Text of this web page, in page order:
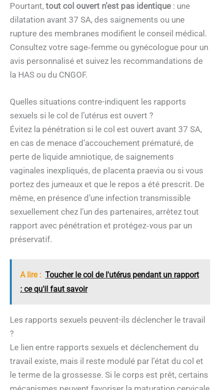
Pourtant, tout col ouvert n’est pas identique : une
dilatation avant 37 SA, des saignements ou une
rupture des membranes modifient le conseil médical.
Consultez votre sage‑femme ou gynécologue pour un
avis personnalisé et suivez les recommandations de
la HAS ou du CNGOF.
Quelles situations contre-indiquent les rapports
sexuels si le col de l’utérus est ouvert ?
Évitez la pénétration si le col est ouvert avant 37 SA,
en cas de menace d’accouchement prématuré, de
perte de liquide amniotique, de saignements
vaginales inexpliqués, de placenta praevia ou si vous
portez des jumeaux et que le repos a été prescrit. De
même, en présence d’une infection transmissible
sexuellement chez l’un des partenaires, arrêtez tout
rapport avec pénétration et protégez‑vous par un
préservatif.
A lire : Toucher le col de l'utérus pendant un rapport
: ce qu'il faut savoir
Les rapports sexuels peuvent-ils déclencher le travail
?
Le lien entre rapports sexuels et déclenchement du
travail existe, mais il reste modulé par l’état du col et
le terme de la grossesse. Si le corps est prêt, certains